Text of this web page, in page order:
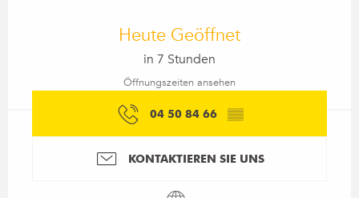
Heute Geöffnet
in 7 Stunden
Öffnungszeiten ansehen
04 50 84 66 ▒▒
KONTAKTIEREN SIE UNS